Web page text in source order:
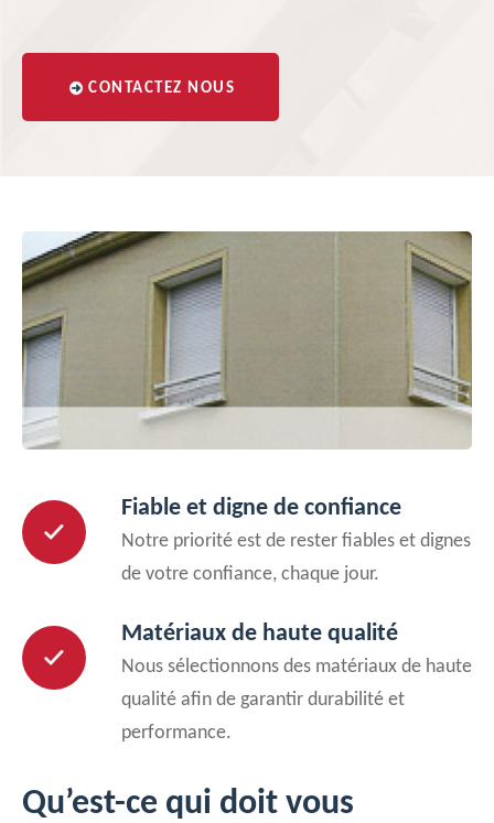
CONTACTEZ NOUS
Fiable et digne de confiance
Notre priorité est de rester fiables et dignes
de votre confiance, chaque jour.
Matériaux de haute qualité
Nous sélectionnons des matériaux de haute
qualité afin de garantir durabilité et
performance.
Qu’est-ce qui doit vous